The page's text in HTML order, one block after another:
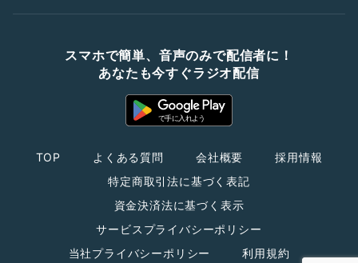
スマホで簡単、音声のみで配信者に！
あなたも今すぐラジオ配信
TOP よくある質問 会社概要
採用情報
特定商取引法に基づく表記
資金決済法に基づく表示
サービスプライバシーポリシー
当社プライバシーポリシー
利用規約